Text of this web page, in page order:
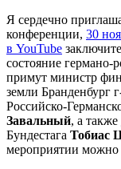
Я сердечно
конференции, 30
в YouTube
состояние германо-
примут министр
земли Бранденбург
Российско-
Завальный, а также
Бундестага Тобиас
мероприятии можно